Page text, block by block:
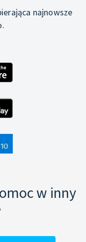
najnowsze
w inny